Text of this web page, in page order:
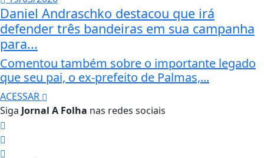
Daniel Andraschko destacou que irá
defender três bandeiras em sua campanha
para...
Comentou também sobre o importante legado
que seu pai, o ex-prefeito de Palmas,...
ACESSAR
Siga Jornal A Folha nas redes sociais